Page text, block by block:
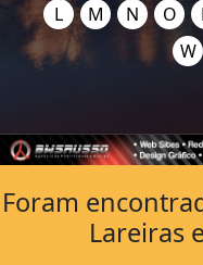
L
M N O
W
Foram
Lareiras